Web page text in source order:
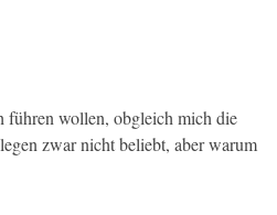
führen wollen, obgleich mich die
zwar nicht beliebt, aber warum